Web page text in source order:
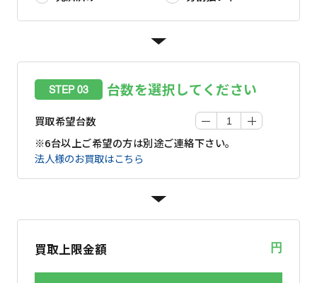
STEP 03 台数を選択してください
買取希望台数
※6台以上ご希望の方は別途ご連絡下さい。
法人様のお買取はこちら
買取上限金額 円